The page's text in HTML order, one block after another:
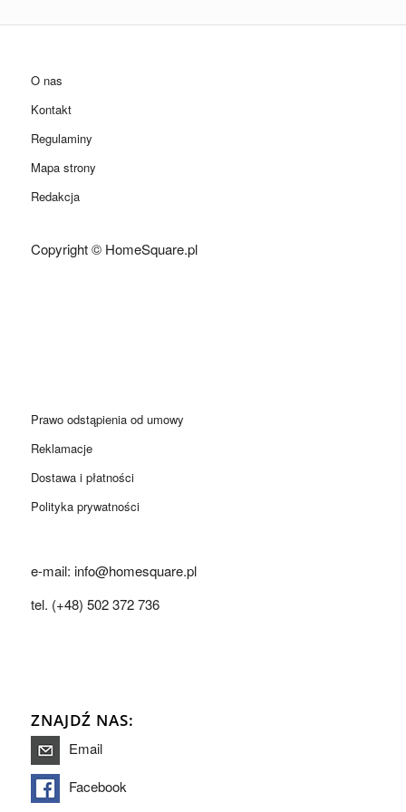
O nas
Kontakt
Regulaminy
Mapa strony
Redakcja
Copyright © HomeSquare.pl
Prawo odstąpienia od umowy
Reklamacje
Dostawa i płatności
Polityka prywatności
e-mail: info@homesquare.pl
tel. (+48) 502 372 736
ZNAJDŹ NAS:
Email
Facebook